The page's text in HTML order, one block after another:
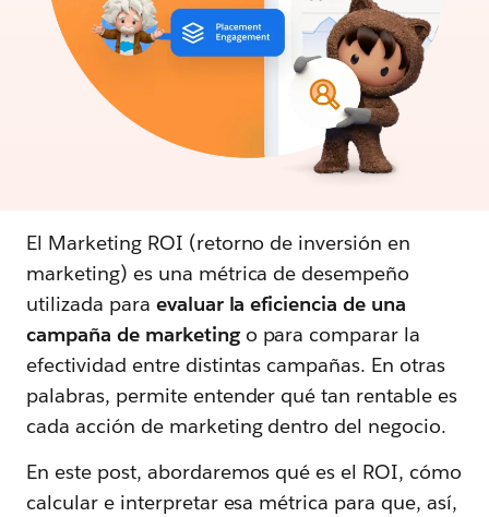
El Marketing ROI (retorno de inversión en
marketing) es una métrica de desempeño
utilizada para evaluar la eficiencia de una
campaña de marketingo para comparar la
efectividad entre distintas campañas. En otras
palabras, permite entender qué tan rentable es
cada acción de marketing dentro del negocio.
En este post, abordaremos qué es el ROI, cómo
calcular e interpretar esa métrica para que, así,